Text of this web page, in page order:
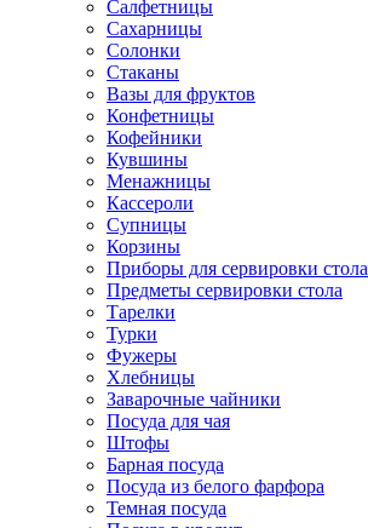
Салфетницы
Сахарницы
Солонки
Стаканы
Вазы для фруктов
Конфетницы
Кофейники
Кувшины
Менажницы
Кассероли
Супницы
Корзины
Приборы для сервировки стола
Предметы сервировки стола
Тарелки
Турки
Фужеры
Хлебницы
Заварочные чайники
Посуда для чая
Штофы
Барная посуда
Посуда из белого фарфора
Темная посуда